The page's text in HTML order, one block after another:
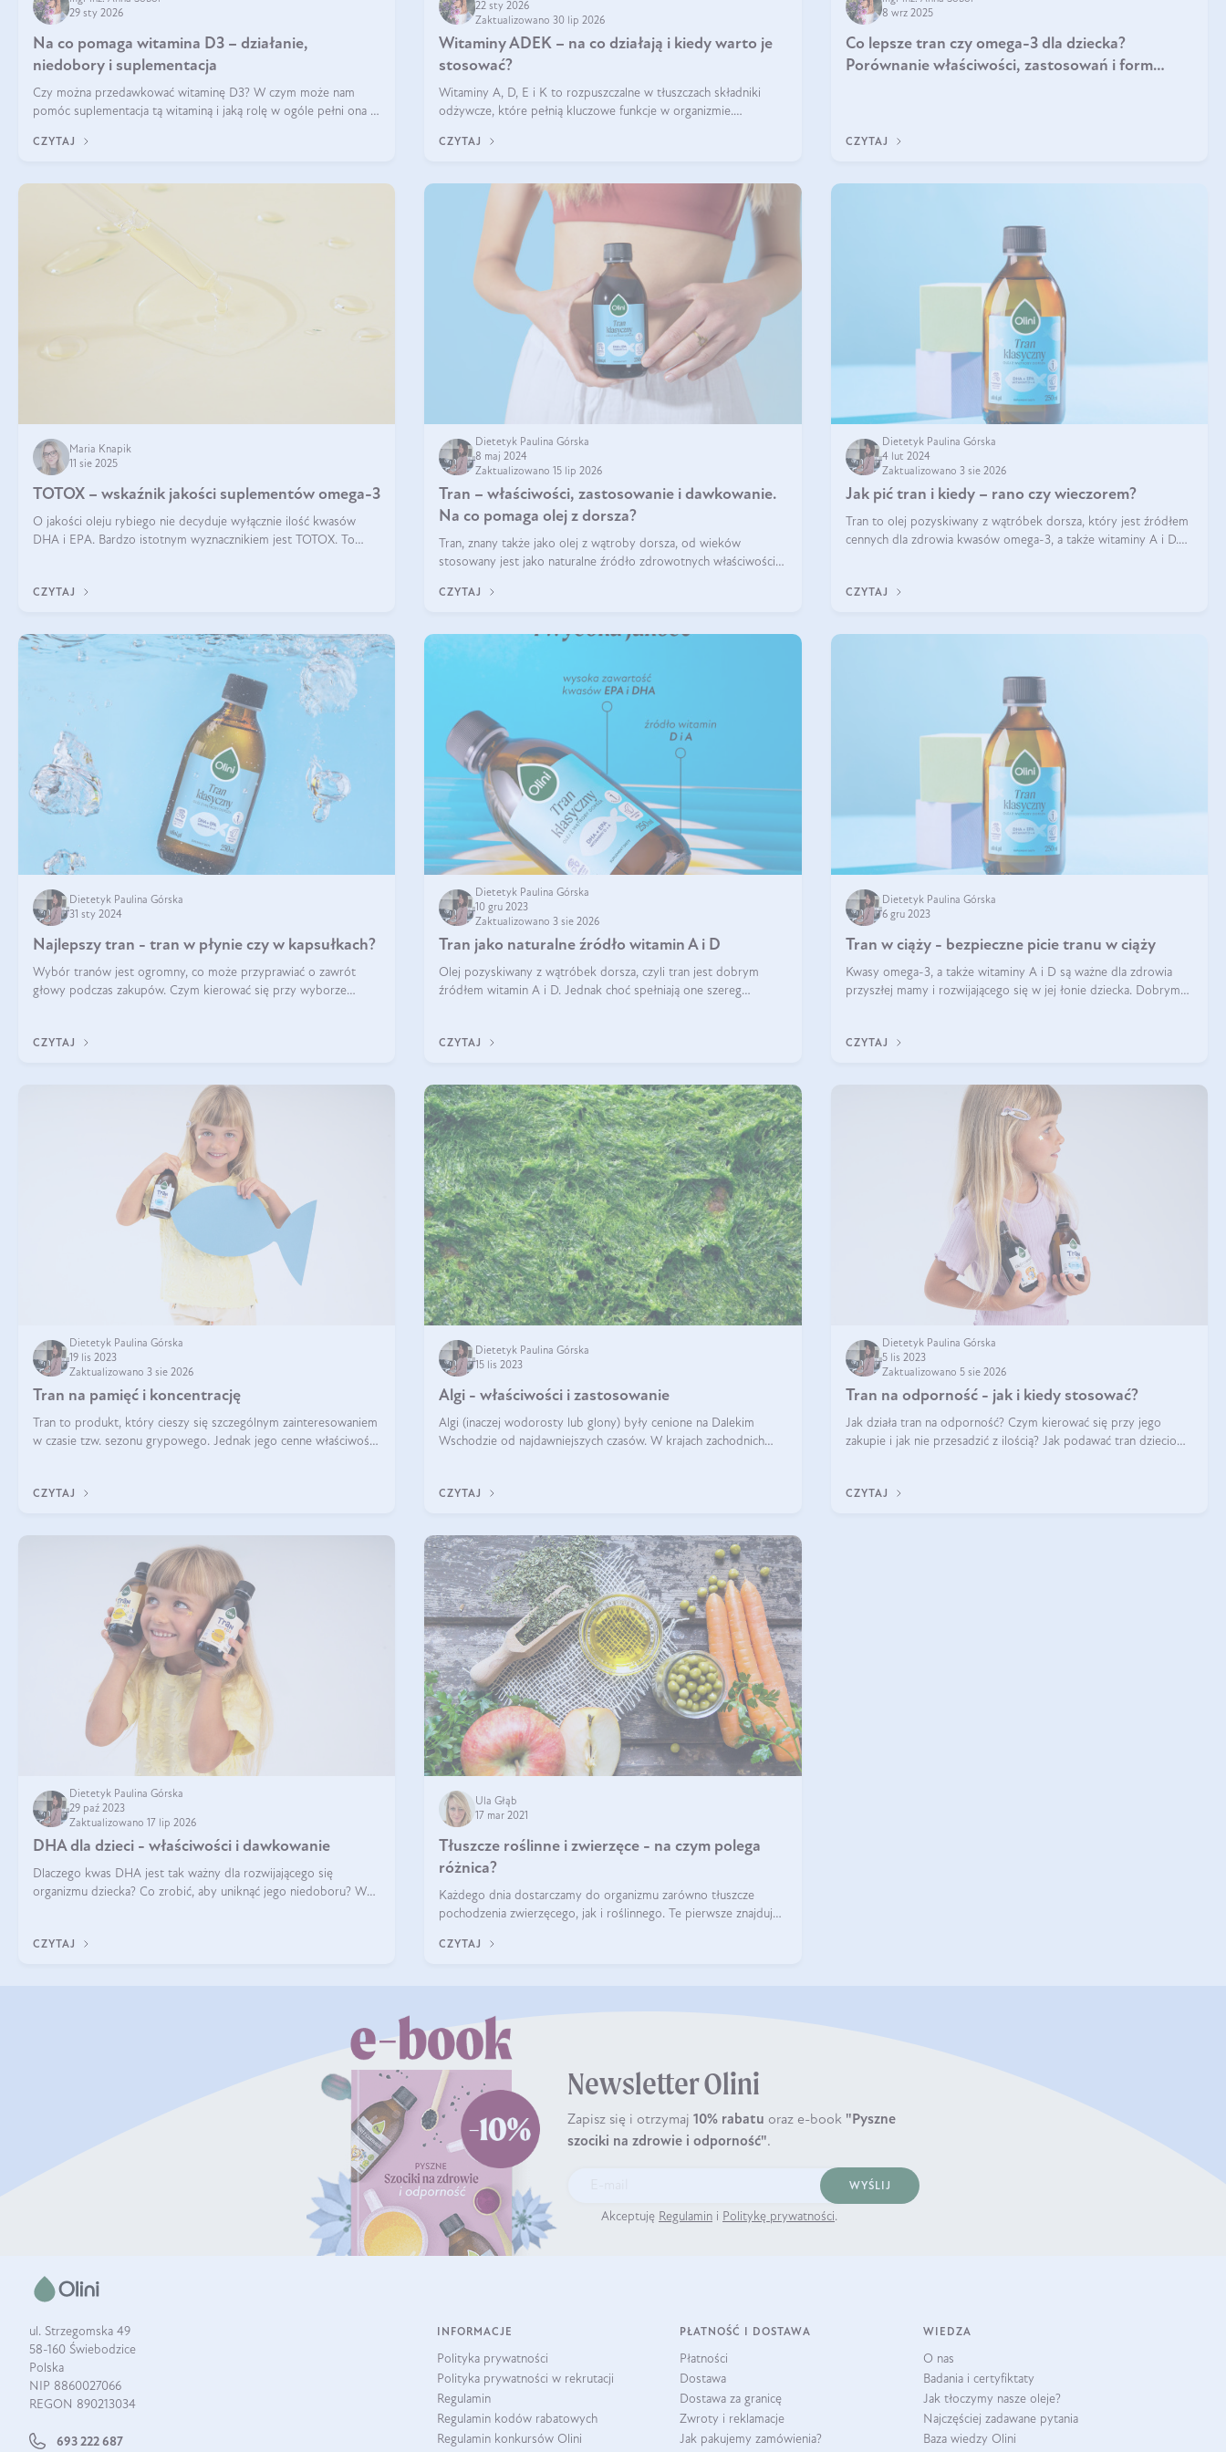
29 sty 2026
Na co pomaga witamina D3 – działanie,
niedobory i suplementacja
Czy można przedawkować witaminę D3? W czym może nam
pomóc suplementacja tą witaminą i jaką rolę w ogóle pełni ona w
zalecane jest jesienią i zimą, ale czy wiesz, dlaczego warto to
CZYTAJ
22 sty 2026
Zaktualizowano 30 lip 2026
Witaminy ADEK – na co działają i kiedy warto je
stosować?
Witaminy A, D, E i K to rozpuszczalne w tłuszczach składniki
odżywcze, które pełnią kluczowe funkcje w organizmie.
krzepliwość krwi oraz mineralizację kości.
CZYTAJ
8 wrz 2025
Co lepsze tran czy omega-3 dla dziecka?
Porównanie właściwości, zastosowań i form
CZYTAJ
Maria Knapik
11 sie 2025
TOTOX – wskaźnik jakości suplementów omega-3
O jakości oleju rybiego nie decyduje wyłącznie ilość kwasów
DHA i EPA. Bardzo istotnym wyznacznikiem jest TOTOX. To
CZYTAJ
Dietetyk Paulina Górska
8 maj 2024
Zaktualizowano 15 lip 2026
Tran – właściwości, zastosowanie i dawkowanie.
Na co pomaga olej z dorsza?
Tran, znany także jako olej z wątroby dorsza, od wieków
stosowany jest jako naturalne źródło zdrowotnych właściwości.
niezastąpiony dla utr
CZYTAJ
Dietetyk Paulina Górska
4 lut 2024
Zaktualizowano 3 sie 2026
Jak pić tran i kiedy – rano czy wieczorem?
Tran to olej pozyskiwany z wątróbek dorsza, który jest źródłem
cennych dla zdrowia kwasów omega-3, a także witaminy A i D.
stosowania
CZYTAJ
Dietetyk Paulina Górska
31 sty 2024
Najlepszy tran - tran w płynie czy w kapsułkach?
Wybór tranów jest ogromny, co może przyprawiać o zawrót
głowy podczas zakupów. Czym kierować się przy wyborze
CZYTAJ
Dietetyk Paulina Górska
10 gru 2023
Zaktualizowano 3 sie 2026
Tran jako naturalne źródło witamin A i D
Olej pozyskiwany z wątróbek dorsza, czyli tran jest dobrym
źródłem witamin A i D. Jednak choć spełniają one szereg
CZYTAJ
Dietetyk Paulina Górska
6 gru 2023
Tran w ciąży - bezpieczne picie tranu w ciąży
Kwasy omega-3, a także witaminy A i D są ważne dla zdrowia
przyszłej mamy i rozwijającego się w jej łonie dziecka. Dobrym
CZYTAJ
Dietetyk Paulina Górska
19 lis 2023
Zaktualizowano 3 sie 2026
Tran na pamięć i koncentrację
Tran to produkt, który cieszy się szczególnym zainteresowaniem
w czasie tzw. sezonu grypowego. Jednak jego cenne właściwości
CZYTAJ
Dietetyk Paulina Górska
15 lis 2023
Algi - właściwości i zastosowanie
Algi (inaczej wodorosty lub glony) były cenione na Dalekim
Wschodzie od najdawniejszych czasów. W krajach zachodnich
CZYTAJ
Dietetyk Paulina Górska
5 lis 2023
Zaktualizowano 5 sie 2026
Tran na odporność - jak i kiedy stosować?
Jak działa tran na odporność? Czym kierować się przy jego
zakupie i jak nie przesadzić z ilością? Jak podawać tran dzieciom?
CZYTAJ
Dietetyk Paulina Górska
29 paź 2023
Zaktualizowano 17 lip 2026
DHA dla dzieci - właściwości i dawkowanie
Dlaczego kwas DHA jest tak ważny dla rozwijającego się
organizmu dziecka? Co zrobić, aby uniknąć jego niedoboru? W
CZYTAJ
Ula Głąb
17 mar 2021
Tłuszcze roślinne i zwierzęce - na czym polega
różnica?
Każdego dnia dostarczamy do organizmu zarówno tłuszcze
pochodzenia zwierzęcego, jak i roślinnego. Te pierwsze znajdują
spożywane są głó
CZYTAJ
Newsletter Olini
Zapisz się i otrzymaj 10% rabatu oraz e-book "Pyszne
szociki na zdrowie i odporność".
WYŚLIJ
Akceptuję Regulamin i Politykę prywatności.
ul. Strzegomska 49
58-160 Świebodzice
Polska
NIP 8860027066
REGON 890213034
693 222 687
INFORMACJE
Polityka prywatności
Polityka prywatności w rekrutacji
Regulamin
Regulamin kodów rabatowych
Regulamin konkursów Olini
PŁATNOŚĆ I DOSTAWA
Płatności
Dostawa
Dostawa za granicę
Zwroty i reklamacje
Jak pakujemy zamówienia?
WIEDZA
O nas
Badania i certyfiktaty
Jak tłoczymy nasze oleje?
Najczęściej zadawane pytania
Baza wiedzy Olini